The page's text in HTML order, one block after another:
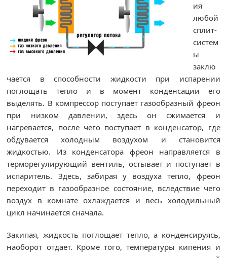
ия
любой
сплит-
систем
ы
заклю
чается в способности жидкости при испарении
поглощать тепло и в момент конденсации его
выделять. В компрессор поступает газообразный фреон
при низком давлении, здесь он сжимается и
нагревается, после чего поступает в конденсатор, где
обдувается холодным воздухом и становится
жидкостью. Из конденсатора фреон направляется в
терморегулирующий вентиль, остывает и поступает в
испаритель. Здесь, забирая у воздуха тепло, фреон
переходит в газообразное состояние, вследствие чего
воздух в комнате охлаждается и весь холодильный
цикл начинается сначала.
Закипая, жидкость поглощает тепло, а конденсируясь,
наоборот отдает. Кроме того, температуры кипения и